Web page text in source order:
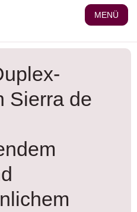
MENÜ
Sierra de